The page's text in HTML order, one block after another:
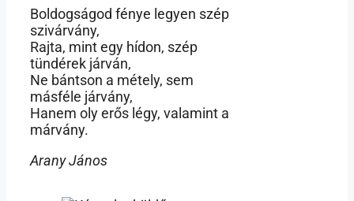
Boldogságod fénye legyen szép
szivárvány,
Rajta, mint egy hídon, szép
tündérek járván,
Ne bántson a métely, sem
másféle járvány,
Hanem oly erős légy, valamint a
márvány.
Arany János